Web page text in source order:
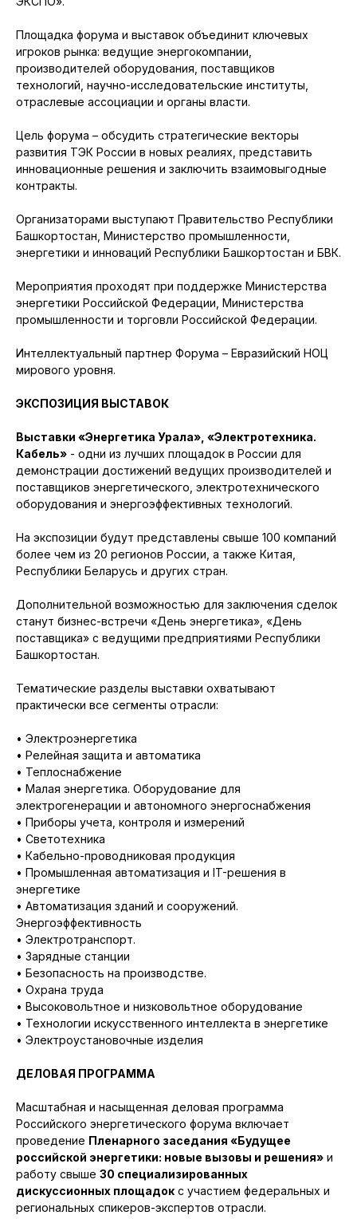
Площадка форума и выставок объединит ключевых
игроков рынка: ведущие энергокомпании,
производителей оборудования, поставщиков
технологий, научно-исследовательские институты,
отраслевые ассоциации и органы власти.
Цель форума – обсудить стратегические векторы
развития ТЭК России в новых реалиях, представить
инновационные решения и заключить взаимовыгодные
контракты.
Организаторами выступают Правительство Республики
Башкортостан, Министерство промышленности,
энергетики и инноваций Республики Башкортостан и БВК.
Мероприятия проходят при поддержке Министерства
энергетики Российской Федерации, Министерства
промышленности и торговли Российской Федерации.
Интеллектуальный партнер Форума – Евразийский НОЦ
мирового уровня.
ЭКСПОЗИЦИЯ ВЫСТАВОК
Выставки «Энергетика Урала», «Электротехника.
Кабель» - одни из лучших площадок в России для
демонстрации достижений ведущих производителей и
поставщиков энергетического, электротехнического
оборудования и энергоэффективных технологий.
На экспозиции будут представлены свыше 100 компаний
более чем из 20 регионов России, а также Китая,
Республики Беларусь и других стран.
Дополнительной возможностью для заключения сделок
станут бизнес-встречи «День энергетика», «День
поставщика» с ведущими предприятиями Республики
Башкортостан.
Тематические разделы выставки охватывают
практически все сегменты отрасли:
• Электроэнергетика
• Релейная защита и автоматика
• Теплоснабжение
• Малая энергетика. Оборудование для
электрогенерации и автономного энергоснабжения
• Приборы учета, контроля и измерений
• Светотехника
• Кабельно-проводниковая продукция
• Промышленная автоматизация и IT-решения в
энергетике
• Автоматизация зданий и сооружений.
Энергоэффективность
• Электротранспорт.
• Зарядные станции
• Безопасность на производстве.
• Охрана труда
• Высоковольтное и низковольтное оборудование
• Технологии искусственного интеллекта в энергетике
• Электроустановочные изделия
ДЕЛОВАЯ ПРОГРАММА
Масштабная и насыщенная деловая программа
Российского энергетического форума включает
проведение Пленарного заседания «Будущее
российской энергетики: новые вызовы и решения» и
работу свыше 30 специализированных
дискуссионных площадок с участием федеральных и
региональных спикеров-экспертов отрасли.